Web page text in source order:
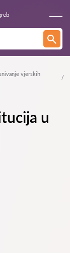
vjerskih
u